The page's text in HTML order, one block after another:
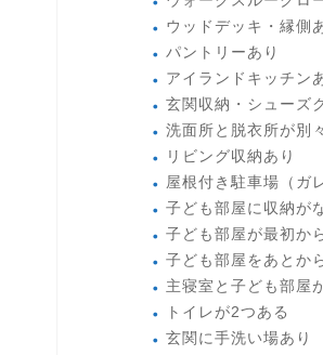
ウッドデッキ・縁側
パントリーあり
アイランドキッチン
玄関収納・シューズ
洗面所と脱衣所が別々
リビング収納あり
屋根付き駐車場（ガ
子ども部屋に収納が
子ども部屋が最初か
子ども部屋をあとか
主寝室と子ども部屋
トイレが2つある
玄関に手洗い場あり